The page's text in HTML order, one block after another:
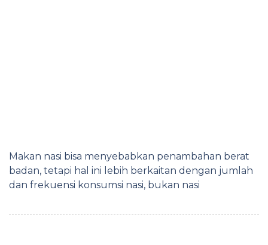
Makan nasi bisa menyebabkan penambahan berat
badan, tetapi hal ini lebih berkaitan dengan jumlah
dan frekuensi konsumsi nasi, bukan nasi